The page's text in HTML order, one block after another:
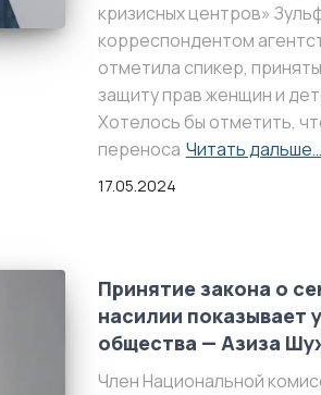
кризисных центров»
корреспондентом
отметила спикер,
защиту прав женщин и
Хотелось бы отметить,
переноса Читать дальше…
17.05.2024
Принятие закона о
насилии показывает
общества — Азиза
Член Национальной